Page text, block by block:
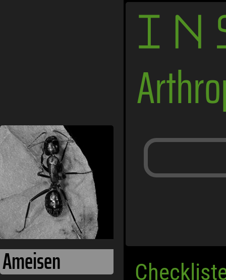
Ameisen